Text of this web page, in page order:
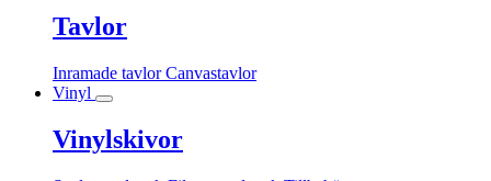
Tavlor
Inramade tavlorCanvastavlor
Vinyl
Vinylskivor